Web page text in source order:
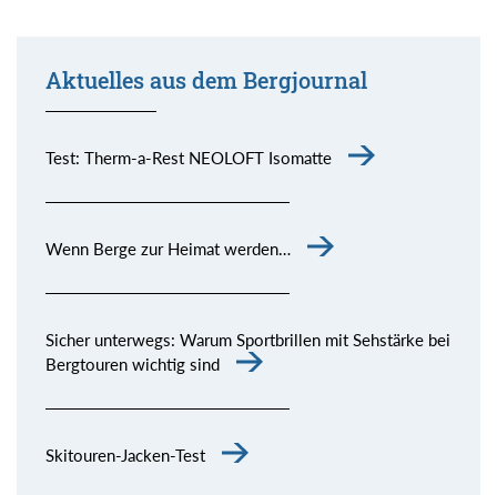
Aktuelles aus dem Bergjournal
Test: Therm-a-Rest NEOLOFT Isomatte
Wenn Berge zur Heimat werden…
Sicher unterwegs: Warum Sportbrillen mit Sehstärke bei
Bergtouren wichtig sind
Skitouren-Jacken-Test